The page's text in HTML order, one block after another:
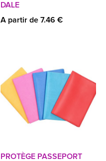
DALE
A partir de 7.46 €
PROTÈGE PASSEPORT